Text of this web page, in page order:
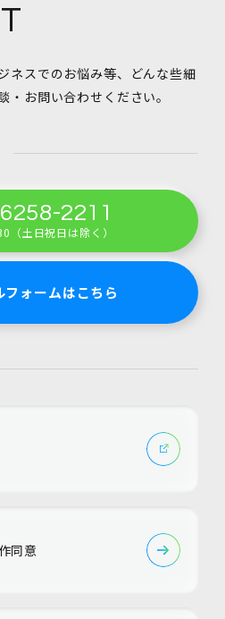
ネスでのお悩み等、
どんな些細
・お問い合わせください。
2211
（土日祝日は除く）
フォームはこちら
同意